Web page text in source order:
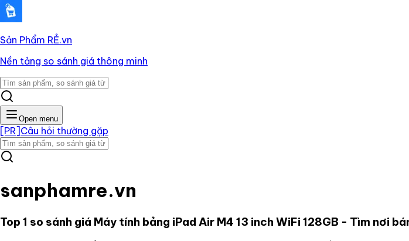
Sản Phẩm RẺ.vn
Nền tảng so sánh giá thông minh
Open menu
[PR] Câu hỏi thường gặp
sanphamre.vn
Top 1 so sánh giá Máy tính bảng iPad Air M4 13 inch WiFi 128GB - Tìm nơi